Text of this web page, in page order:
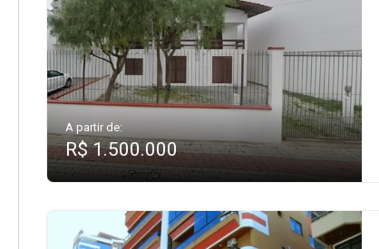
A partir de:
R$ 1.500.000